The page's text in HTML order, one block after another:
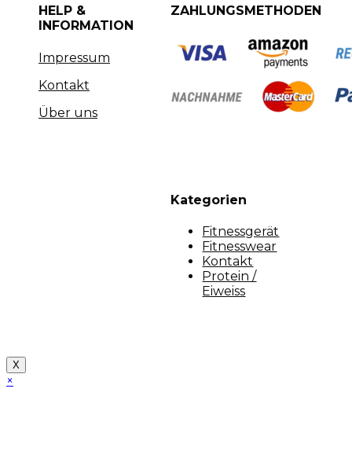
HELP &
INFORMATION
Impressum
Kontakt
Über uns
ZAHLUNGSMETHODEN
Kategorien
Fitnessgerät
Fitnesswear
Kontakt
Protein /
Eiweiss
X
×